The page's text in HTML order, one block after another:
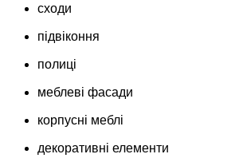
сходи
підвіконня
полиці
меблеві фасади
корпусні меблі
декоративні елементи